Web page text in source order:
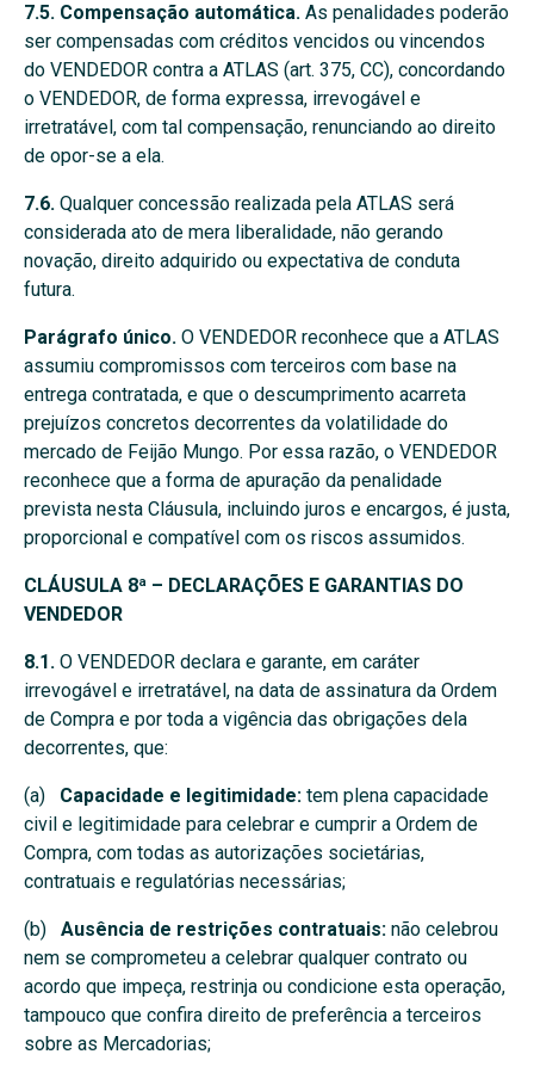
7.5. Compensação automática. As penalidades poderão
ser compensadas com créditos vencidos ou vincendos
do VENDEDOR contra a ATLAS (art. 375, CC), concordando
o VENDEDOR, de forma expressa, irrevogável e
irretratável, com tal compensação, renunciando ao direito
de opor-se a ela.
7.6. Qualquer concessão realizada pela ATLAS será
considerada ato de mera liberalidade, não gerando
novação, direito adquirido ou expectativa de conduta
futura.
Parágrafo único. O VENDEDOR reconhece que a ATLAS
assumiu compromissos com terceiros com base na
entrega contratada, e que o descumprimento acarreta
prejuízos concretos decorrentes da volatilidade do
mercado de Feijão Mungo. Por essa razão, o VENDEDOR
reconhece que a forma de apuração da penalidade
prevista nesta Cláusula, incluindo juros e encargos, é justa,
proporcional e compatível com os riscos assumidos.
CLÁUSULA 8ª – DECLARAÇÕES E GARANTIAS DO
VENDEDOR
8.1. O VENDEDOR declara e garante, em caráter
irrevogável e irretratável, na data de assinatura da Ordem
de Compra e por toda a vigência das obrigações dela
decorrentes, que:
(a) Capacidade e legitimidade: tem plena capacidade
civil e legitimidade para celebrar e cumprir a Ordem de
Compra, com todas as autorizações societárias,
contratuais e regulatórias necessárias;
(b) Ausência de restrições contratuais: não celebrou
nem se comprometeu a celebrar qualquer contrato ou
acordo que impeça, restrinja ou condicione esta operação,
tampouco que confira direito de preferência a terceiros
sobre as Mercadorias;